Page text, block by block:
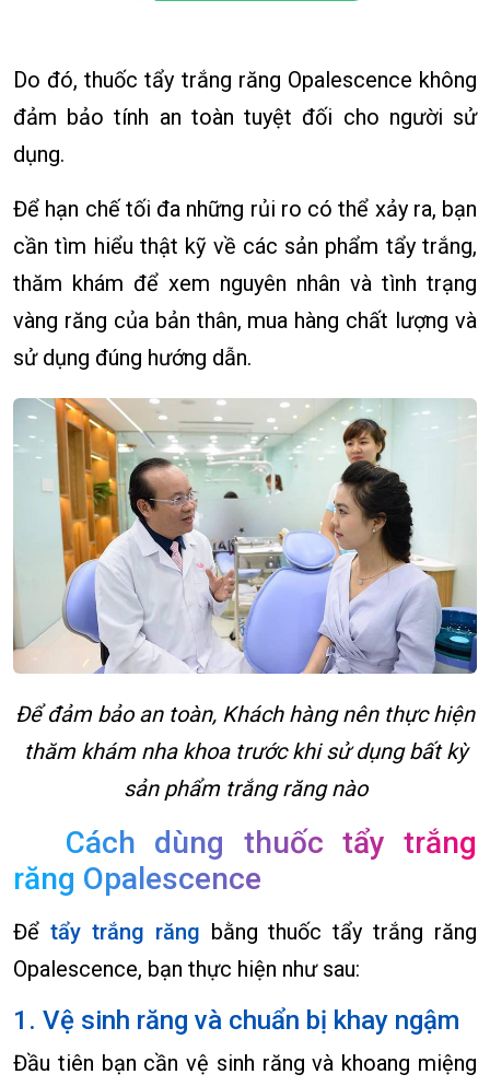
Do đó, thuốc tẩy trắng răng Opalescence không
đảm bảo tính an toàn tuyệt đối cho người sử
dụng.
Để hạn chế tối đa những rủi ro có thể xảy ra, bạn
cần tìm hiểu thật kỹ về các sản phẩm tẩy trắng,
thăm khám để xem nguyên nhân và tình trạng
vàng răng của bản thân, mua hàng chất lượng và
sử dụng đúng hướng dẫn.
Để đảm bảo an toàn, Khách hàng nên thực hiện
thăm khám nha khoa trước khi sử dụng bất kỳ
sản phẩm trắng răng nào
Cách dùng thuốc tẩy trắng
răng Opalescence
Để tẩy trắng răng bằng thuốc tẩy trắng răng
Opalescence, bạn thực hiện như sau:
1. Vệ sinh răng và chuẩn bị khay ngậm
Đầu tiên bạn cần vệ sinh răng và khoang miệng